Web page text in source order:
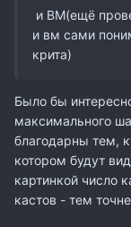
и ВМ(ещё
и вм сами
крита)
Было бы
максимального
благодарны тем,
котором будут
картинкой число
кастов - тем